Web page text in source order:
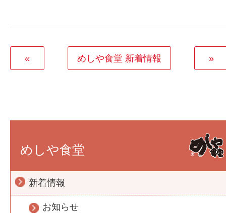
« めしや食堂 新着情報 »
めしや食堂
新着情報
お知らせ